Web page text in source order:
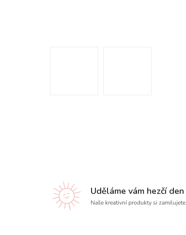
Uděláme vám hezčí den
Naše kreativní produkty si zamilujete